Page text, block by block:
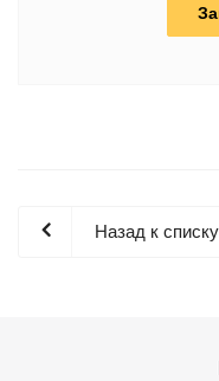
Назад к списку